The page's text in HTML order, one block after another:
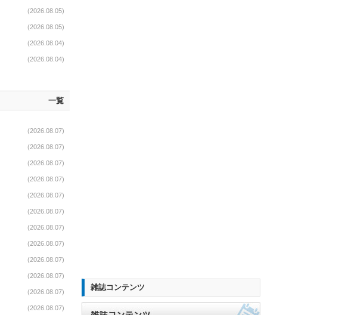
(2026.08.05)
(2026.08.05)
(2026.08.04)
(2026.08.04)
一覧
(2026.08.07)
(2026.08.07)
(2026.08.07)
(2026.08.07)
(2026.08.07)
(2026.08.07)
(2026.08.07)
(2026.08.07)
(2026.08.07)
(2026.08.07)
(2026.08.07)
(2026.08.07)
雑誌コンテンツ